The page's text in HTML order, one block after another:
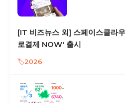
[IT 비즈뉴스 외] 스페이스클라
로결제 NOW' 출시
2026